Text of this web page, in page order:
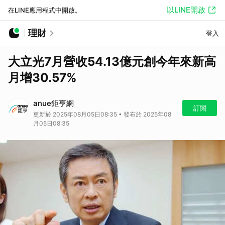
在LINE應用程式中開啟。 以LINE開啟
理財 登入
大立光7月營收54.13億元創今年來新高
月增30.57%
anue鉅亨網
更新於 2025年08月05日08:35 • 發布於 2025年08
月05日08:35
訂閱